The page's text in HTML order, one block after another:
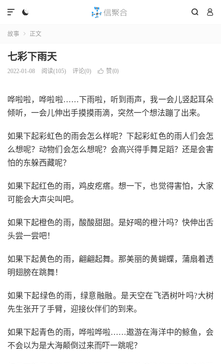
  

故事  正文
七彩下雨天
2022-01-08 阅读(105) 评论(0)  赞(0)
哗啦啦，哗啦啦……下雨啦，听到雨声，我一会儿竖起耳朵
倾听，一会儿伸出手摸摸雨滴，突然一个想法蹦了出来。
如果下起彩虹色的雨会怎么样呢？下起彩虹色的雨人们会怎
么想呢？动物们会怎么想呢？会高兴得手舞足蹈？还是会害
怕的东躲西藏呢？
如果下起红色的雨，鸡皮疙瘩。想一下，也觉得害怕，大家
可能会大声尖叫吧。
如果下起橙色的雨，酸酸甜甜。是好喝的橙汁吗？快伸出舌
头尝一尝吧！
如果下起黄色的雨，翩翩起舞。那美丽的黄蝴蝶，蒲扇着透
明翅膀在跳舞！
如果下起绿色的雨，绿意融融。是天空在飞洒树叶吗?大树
先生张开了手臂，迎接伙伴们的到来。
如果下起青色的雨，哗啦哗啦……遨游在海洋中的鲸鱼，会
不会以为是大海颠倒过来而吓一跳呢？